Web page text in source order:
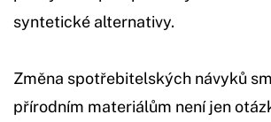
syntetické alternativy.
Změna spotřebitelských návyků
přírodním materiálům není jen